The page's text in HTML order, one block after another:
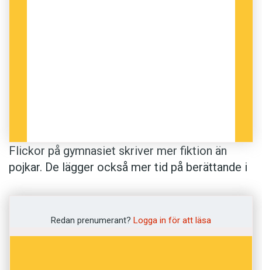
Flickor på gymnasiet skriver mer fiktion än
pojkar. De lägger också mer tid på berättande i
på vilket sätt – svenska ungdomar använder
berättelser i olika medieformat. Både tjejer och
Redan prenumerant? Logga in för att läsa